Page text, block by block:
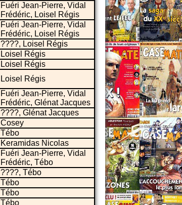
Fuéri Jean-Pierre, Vidal
Frédéric, Loisel Régis
Fuéri Jean-Pierre, Vidal
Frédéric, Loisel Régis
????, Loisel Régis
Loisel Régis
Loisel Régis
Loisel Régis
Fuéri Jean-Pierre, Vidal
Frédéric, Glénat Jacques
????, Glénat Jacques
Cosey
Tébo
Keramidas Nicolas
Fuéri Jean-Pierre, Vidal
Frédéric, Tébo
????, Tébo
Tébo
Tébo
Tébo